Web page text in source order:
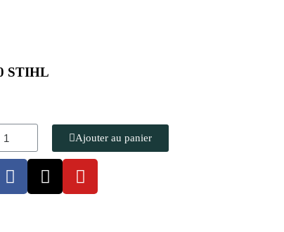
STIHL
Ajouter au panier